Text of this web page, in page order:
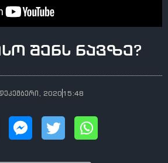
შენს ნავზე?
202015:48